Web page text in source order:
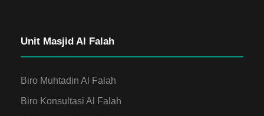
Unit Masjid Al Falah
Biro Muhtadin Al Falah
Biro Konsultasi Al Falah